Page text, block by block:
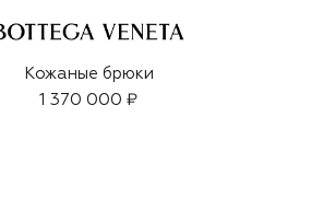
Кожаные брюки
1 370 000 ₽